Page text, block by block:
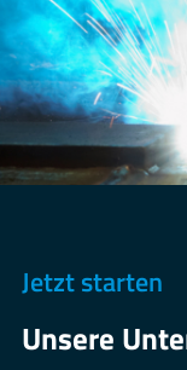
Jetzt starten
Unsere